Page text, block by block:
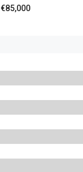
€85,000